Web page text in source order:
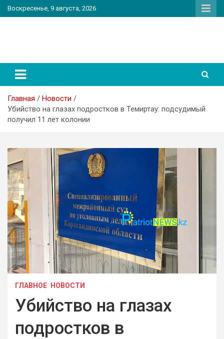
Перейти
к
Воскресенье, 9 августа, 2026
Главная
Новости
Убийство на глазах подростков в Темиртау: подсудимый
получил 11 лет колонии
ГЛАВНОЕ НОВОСТИ
Убийство на глазах
подростков в